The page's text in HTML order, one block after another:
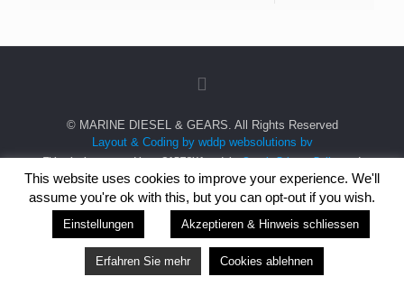
© MARINE DIESEL & GEARS. All Rights Reserved
Layout & Coding by wddp websolutions bv
This site is protected by reCAPTCHA and theGoogle Privacy Policyand
Terms of Serviceapply.
This website uses cookies to improve your experience. We'll
assume you're ok with this, but you can opt-out if you wish.
Einstellungen Akzeptieren & Hinweis schliessen
Erfahren Sie mehr Cookies ablehnen